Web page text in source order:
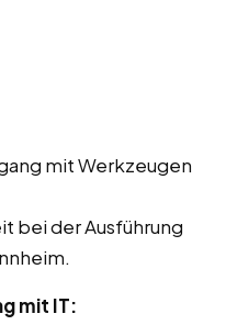
mit Werkzeugen
bei der Ausführung
mit IT: